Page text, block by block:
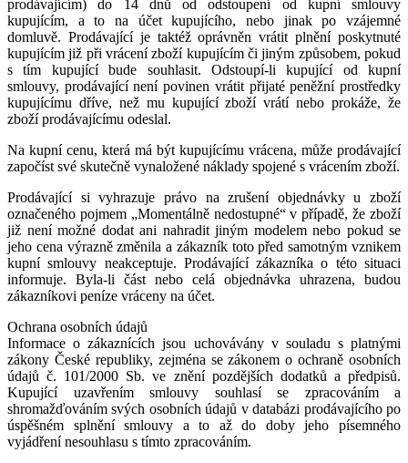
prodávajícím) do 14 dnů od odstoupení od kupní smlouvy
kupujícím, a to na účet kupujícího, nebo jinak po vzájemné
domluvě. Prodávající je taktéž oprávněn vrátit plnění poskytnuté
kupujícím již při vrácení zboží kupujícím či jiným způsobem, pokud
s tím kupující bude souhlasit. Odstoupí-li kupující od kupní
smlouvy, prodávající není povinen vrátit přijaté peněžní prostředky
kupujícímu dříve, než mu kupující zboží vrátí nebo prokáže, že
zboží prodávajícímu odeslal.
Na kupní cenu, která má být kupujícímu vrácena, může prodávající
započíst své skutečně vynaložené náklady spojené s vrácením zboží.
Prodávající si vyhrazuje právo na zrušení objednávky u zboží
označeného pojmem „Momentálně nedostupné“ v případě, že zboží
již není možné dodat ani nahradit jiným modelem nebo pokud se
jeho cena výrazně změnila a zákazník toto před samotným vznikem
kupní smlouvy neakceptuje. Prodávající zákazníka o této situaci
informuje. Byla-li část nebo celá objednávka uhrazena, budou
zákazníkovi peníze vráceny na účet.
Ochrana osobních údajů
Informace o zákaznících jsou uchovávány v souladu s platnými
zákony České republiky, zejména se zákonem o ochraně osobních
údajů č. 101/2000 Sb. ve znění pozdějších dodatků a předpisů.
Kupující uzavřením smlouvy souhlasí se zpracováním a
shromažďováním svých osobních údajů v databázi prodávajícího po
úspěšném splnění smlouvy a to až do doby jeho písemného
vyjádření nesouhlasu s tímto zpracováním.